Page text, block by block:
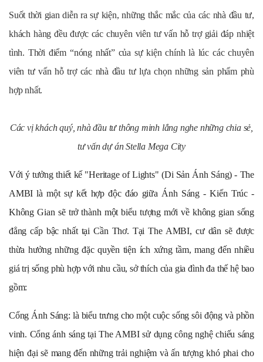
Suốt thời gian diễn ra sự kiện, những thắc mắc của các nhà đầu tư,
khách hàng đều được các chuyên viên tư vấn hỗ trợ giải đáp nhiệt
tình. Thời điểm “nóng nhất” của sự kiện chính là lúc các chuyên
viên tư vấn hỗ trợ các nhà đầu tư lựa chọn những sản phẩm phù
hợp nhất.
Các vị khách quý, nhà đầu tư thông minh lắng nghe những chia sẻ,
tư vấn dự án Stella Mega City
Với ý tưởng thiết kế "Heritage of Lights" (Di Sản Ánh Sáng) - The
AMBI là một sự kết hợp độc đáo giữa Ánh Sáng - Kiến Trúc -
Không Gian sẽ trở thành một biểu tượng mới về không gian sống
đẳng cấp bậc nhất tại Cần Thơ. Tại The AMBI, cư dân sẽ được
thừa hưởng những đặc quyền tiện ích xứng tầm, mang đến nhiều
giá trị sống phù hợp với nhu cầu, sở thích của gia đình đa thế hệ bao
gồm:
Cổng Ánh Sáng: là biểu trưng cho một cuộc sống sôi động và phồn
vinh. Cổng ánh sáng tại The AMBI sử dụng công nghệ chiếu sáng
hiện đại sẽ mang đến những trải nghiệm và ấn tượng khó phai cho